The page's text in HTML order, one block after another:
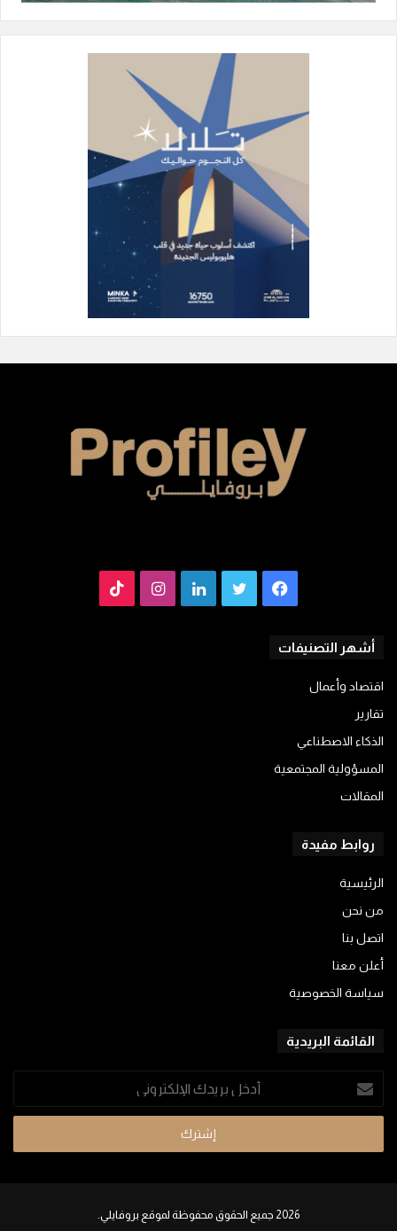
فيسبوكتويتر لينكدإن انستقرام
أشهر التصنيفات
اقتصاد وأعمال
تقارير
الذكاء الاصطناعي
المسؤولية المجتمعية
المقالات
روابط مفيدة
الرئيسية
من نحن
اتصل بنا
أعلن معنا
سياسة الخصوصية
القائمة البريدية
أدخل
بريدك
الإلكتروني
2026 جميع الحقوق محفوظة لموقع بروفايلي.